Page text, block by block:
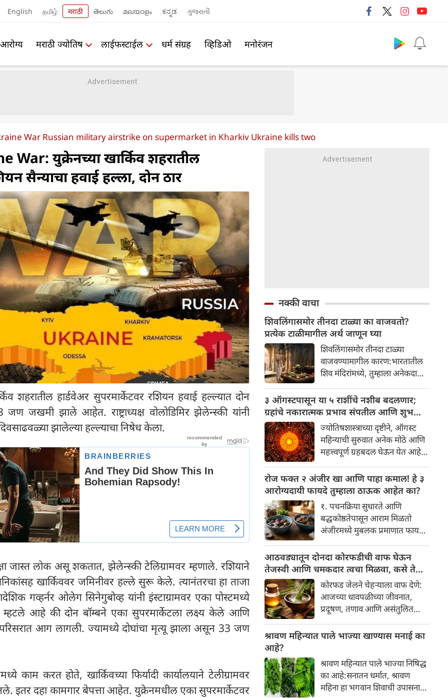
English தமிழ் मराठी తెలుగు മലയാളം ಕನ್ನಡ ગુજરાતી
आरोग्य मराठी ज्योतिष लाईफस्टाईल धर्म संग्रह व्हिडिओ मनोरंजन
War Russian military airstrike on supermarket in Kharkiv Ukraine kills two
War: युक्रेनच्या खार्किव शहरातील
सैन्याचा हवाई हल्ला, दोन ठार
शहरातील हार्डवेअर सुपरमार्केटवर रशियन हवाई हल्ल्यात दोन
जखमी झाले आहेत. राष्ट्राध्यक्ष वोलोडिमिर झेलेन्स्की यांनी
झालेल्या हल्ल्याचा निषेध केला.
जास्त लोक असू शकतात, झेलेन्स्की टेलिग्रामवर म्हणाले. रशियाने
खार्किववर जमिनीवर हल्ले सुरू केले. त्यानंतरचा हा ताजा
गव्हर्नर ओलेग सिनेगुबोव्ह यांनी इंस्टाग्रामवर एका पोस्टमध्ये
आहे की दोन बॉम्बने एका सुपरमार्केटला लक्ष्य केले आणि
आग लागली. ज्यामध्ये दोघांचा मृत्यू झाला असून 33 जण
काम करत होते, खार्किवच्या फिर्यादी कार्यालयाने टेलीग्रामवर
इतर दहा कामगार बेपत्ता आहेत. युक्रेनमधील एका सुपरमार्केटवर
नक्की वाचा
शिवलिंगासमोर तीनदा टाळ्या का वाजवतो?
प्रत्येक टाळीमागील अर्थ जाणून घ्या
शिवलिंगासमोर तीनदा टाळ्या
वाजवण्यामागील कारण:भारतातील
शिव मंदिरांमध्ये, तुम्हाला अनेकदा
वाजवताना दिसतील. ही एक सामान्य
प्रथा आहे, पण तुम्ही कधी विचार
केला आहे का की यामागे काय रहस्य
आहे आणि प्रत्येक टाळीचा अर्थ काय
आहे? हा केवळ एक विधी नाही, तर
यामागे खोलवर रुजलेल्या पौराणिक
श्रद्धा, आध्यात्मिक अर्थ आणि काही
वैज्ञानिक तर्कदेखील आहेत. चला, या
अनोख्या परंपरेमागील अर्थ
सविस्तरपणे समजून घेऊया.
३ ऑगस्टपासून या ५ राशींचे नशीब बदलणार;
ग्रहांचे नकारात्मक प्रभाव संपतील आणि शुभ
दिवसांची सुरुवात होईलज्योतिषशास्त्राच्या दृष्टीने, ऑगस्ट
महिन्याची सुरुवात अनेक मोठे आणि
महत्त्वपूर्ण ग्रहबदल घेऊन येत आहे.
हालचाल अनेक राशींच्या जीवनात
सकारात्मक बदल घडवून आणणार
आहे. विशेषतः ३ ऑगस्ट रोजी एक
अत्यंत दुर्मिळ आणि फलदायी
ग्रहस्थिती (संयोग) तयार होत आहे.
या दिवशी तयार होणारे शुभ योग,
ग्रहांची स्थिती आणि या गोचरमुळे
ज्यांचे नशीब उजळणार आहे अशा
भाग्यवान राशींबद्दल आपण जाणून
घेऊया!
रोज फक्त २ अंजीर खा आणि पाहा कमाल! हे ३
आरोग्यदायी फायदे तुम्हाला ठाऊक आहेत का?
१. पचनक्रिया सुधारते आणि
बद्धकोष्ठतेपासून आराम मिळतो
अंजीरमध्ये मुबलक प्रमाणात फायबर
बद्धकोष्ठता, गॅस किंवा अपचनाचा
त्रास होत असेल, तर अंजीर
तुमच्यासाठी वरदान ठरू शकते. हे
आतड्यांची स्वच्छता ठेवण्यास मदत
करते. पचनसंस्था मजबूत करून पोट
साफ होण्यास मदत करते.
आठवड्यातून दोनदा कोरफडीची वाफ घेऊन
तेजस्वी आणि चमकदार त्वचा मिळवा, कसे ते
जाणून घ्या
कोरफड जेलने चेहऱ्याला वाफ देणे:
आजच्या धावपळीच्या जीवनात,
प्रदूषण, तणाव आणि असंतुलित
नकारात्मक परिणाम होऊ शकतो.
होते, ज्यामुळे निस्तेजपणा, मुरुमे
आणि ब्लॅकहेड्स यांसारख्या समस्या
निर्माण होतात.
श्रावण महिन्यात पाले भाज्या खाण्यास मनाई का
आहे?
श्रावण महिन्यात पाले भाज्या निषिद्ध
का आहे:सनातन धर्मात, श्रावण
महिना हा भगवान शिवाची उपासना